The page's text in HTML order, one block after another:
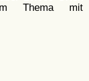
Thema mit